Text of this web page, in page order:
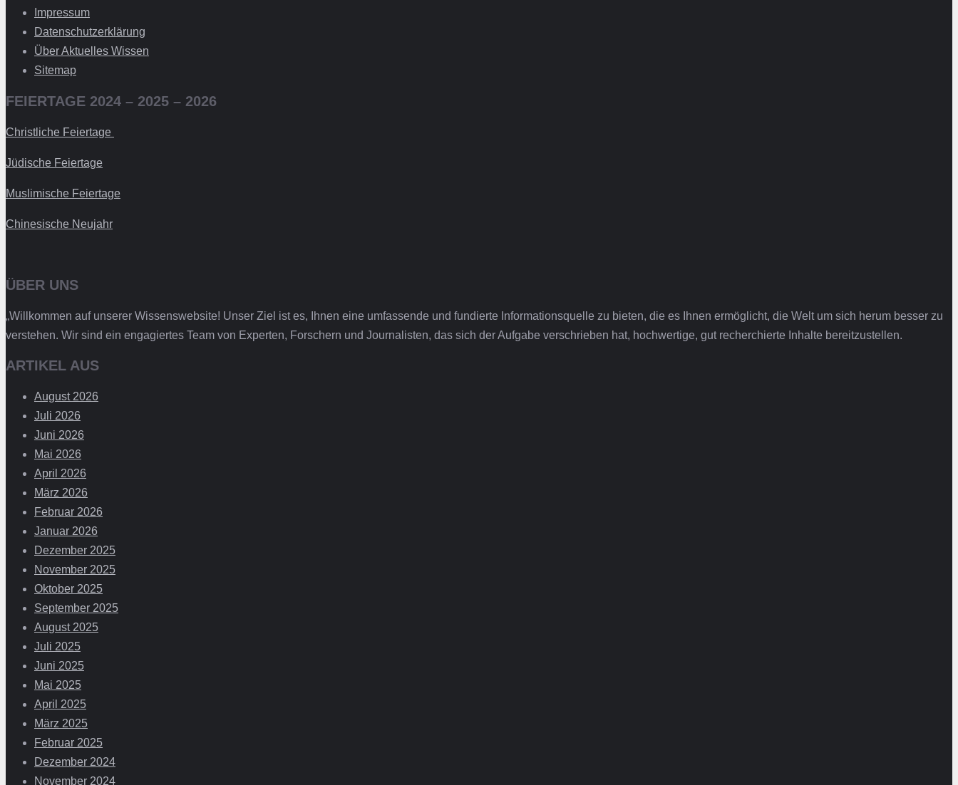
Impressum
Datenschutzerklärung
Über Aktuelles Wissen
Sitemap
FEIERTAGE 2024 – 2025 – 2026
Christliche Feiertage
Jüdische Feiertage
Muslimische Feiertage
Chinesische Neujahr
ÜBER UNS
„Willkommen auf unserer Wissenswebsite! Unser Ziel ist es, Ihnen eine umfassende und fundierte Informationsquelle zu bieten, die es Ihnen ermöglicht, die Welt um sich herum besser zu
verstehen. Wir sind ein engagiertes Team von Experten, Forschern und Journalisten, das sich der Aufgabe verschrieben hat, hochwertige, gut recherchierte Inhalte bereitzustellen.
ARTIKEL AUS
August 2026
Juli 2026
Juni 2026
Mai 2026
April 2026
März 2026
Februar 2026
Januar 2026
Dezember 2025
November 2025
Oktober 2025
September 2025
August 2025
Juli 2025
Juni 2025
Mai 2025
April 2025
März 2025
Februar 2025
Dezember 2024
November 2024